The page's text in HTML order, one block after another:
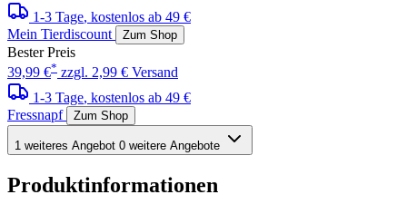
1-3 Tage, kostenlos ab 49 €
Mein Tierdiscount
Zum Shop
Bester Preis
39,99 €* zzgl. 2,99 € Versand
1-3 Tage, kostenlos ab 49 €
Fressnapf
Zum Shop
1 weiteres Angebot 0 weitere Angebote
Produktinformationen